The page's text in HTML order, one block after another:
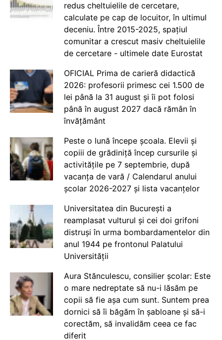
redus cheltuielile de cercetare,
calculate pe cap de locuitor, în ultimul
deceniu. Între 2015-2025, spațiul
comunitar a crescut masiv cheltuielile
de cercetare - ultimele date Eurostat
OFICIAL Prima de carieră didactică
2026: profesorii primesc cei 1.500 de
lei până la 31 august și îi pot folosi
până în august 2027 dacă rămân în
învățământ
Peste o lună începe școala. Elevii și
copiii de grădiniță încep cursurile și
activitățile pe 7 septembrie, după
vacanța de vară / Calendarul anului
școlar 2026-2027 și lista vacanțelor
Universitatea din București a
reamplasat vulturul și cei doi grifoni
distruși în urma bombardamentelor din
anul 1944 pe frontonul Palatului
Universității
Aura Stănculescu, consilier școlar: Este
o mare nedreptate să nu-i lăsăm pe
copii să fie așa cum sunt. Suntem prea
dornici să îi băgăm în șabloane și să-i
corectăm, să invalidăm ceea ce fac
diferit